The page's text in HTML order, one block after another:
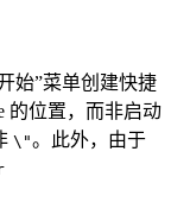
始”菜单创建快捷
的位置，而非启动
\"。此外，由于